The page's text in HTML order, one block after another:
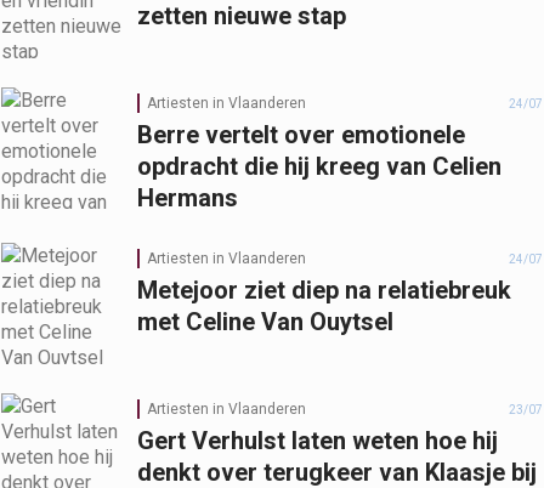
zetten nieuwe stap
Artiesten in Vlaanderen 24/07
Berre vertelt over emotionele
opdracht die hij kreeg van Celien
Hermans
Artiesten in Vlaanderen 24/07
Metejoor ziet diep na relatiebreuk
met Celine Van Ouytsel
Artiesten in Vlaanderen 23/07
Gert Verhulst laten weten hoe hij
denkt over terugkeer van Klaasje bij